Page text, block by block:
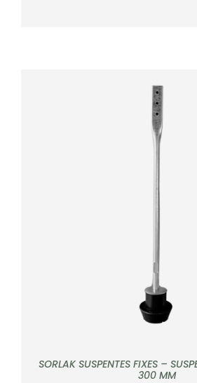
SORLAK SUSPENTES FIXES –
300 MM